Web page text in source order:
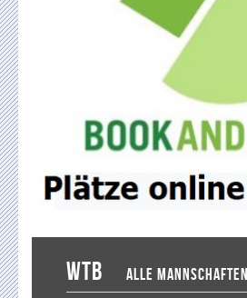
WTB Alle Mannschaften